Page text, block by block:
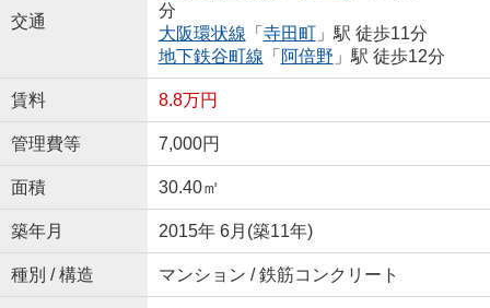
交通
分
大阪環状線 「 寺田町」駅 徒歩11分
地下鉄谷町線 「 阿倍野 」駅 徒歩12分
賃料 8.8万円
管理費等 7,000円
面積 30.40㎡
築年月 2015年 6月(築11年)
種別 / 構造 マンション / 鉄筋コンクリート